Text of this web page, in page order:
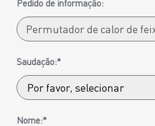
Pedido de informação:
Saudação:*
Nome:*